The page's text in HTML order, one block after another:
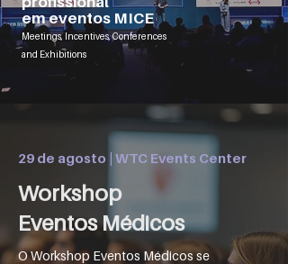
em eventos MICE
Meetings, Incentives, Conferences
and Exhibitions
29 de agosto | WTC Events Center
Workshop
Eventos Médicos
O Workshop Eventos Médicos se